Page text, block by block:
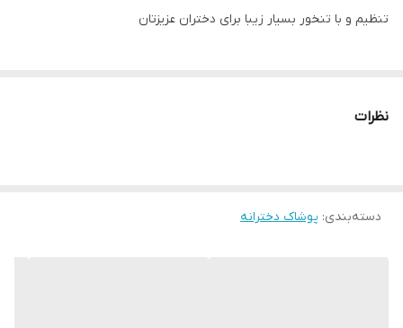
تنظیم و با تنخور بسیار زیبا برای دختران عزیزتان
نظرات
دسته‌بندی: پوشاک دخترانه